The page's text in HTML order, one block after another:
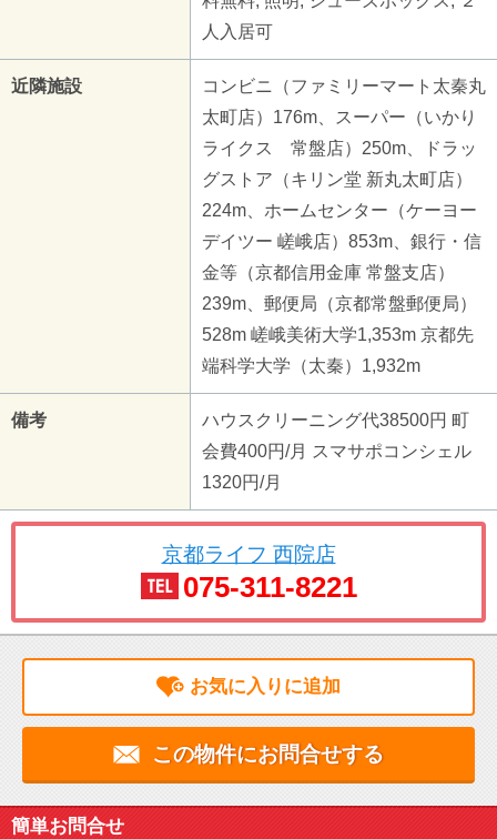
人入居可
近隣施設
コンビニ（ファミリーマート太秦丸
太町店）176m、スーパー（いかり
ライクス 常盤店）250m、ドラッ
グストア（キリン堂 新丸太町店）
224m、ホームセンター（ケーヨー
デイツー 嵯峨店）853m、銀行・信
金等（京都信用金庫 常盤支店）
239m、郵便局（京都常盤郵便局）
528m 嵯峨美術大学1,353m 京都先
端科学大学（太秦）1,932m
備考
ハウスクリーニング代38500円 町
会費400円/月 スマサポコンシェル
1320円/月
京都ライフ 西院店
075-311-8221
お気に入りに追加
この物件にお問合せする
簡単お問合せ